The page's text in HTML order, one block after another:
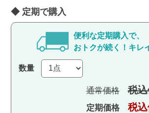
通常価格 税
定期価格 税
便利な定期購入で、
おトクが続く！キレ
数量